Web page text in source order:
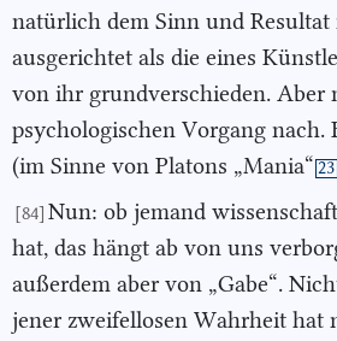
natürlich dem Sinn und Resultat
ausgerichtet als die eines
von ihr grundverschieden. Aber
psychologischen Vorgang nach.
(im Sinne von Platons „Mania“ 23
[84] Nun: ob jemand
hat, das hängt ab von uns
außerdem aber von „Gabe“.
jener zweifellosen Wahrheit hat